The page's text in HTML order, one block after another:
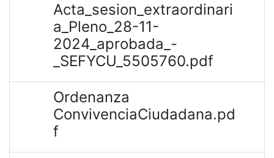
Acta_sesion_extraordinari
a_Pleno_28-11-
2024_aprobada_-
_SEFYCU_5505760.pdf
Ordenanza
ConvivenciaCiudadana.pd
f